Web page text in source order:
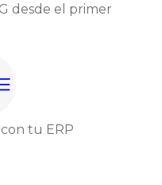
desde el primer
tu ERP